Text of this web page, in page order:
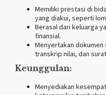
Memiliki prestasi di
yang diakui, seperti
Berasal dari keluarga
finansial.
Menyertakan
transkrip nilai, dan
Keunggulan:
Menyediakan